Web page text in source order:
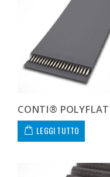
LEGGI TUTTO